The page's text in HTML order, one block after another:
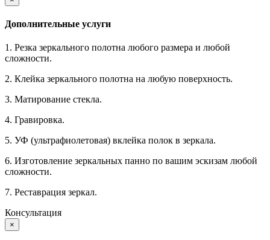
Дополнительные услуги
1. Резка зеркального полотна любого размера и любой
сложности.
2. Клейка зеркального полотна на любую поверхность.
3. Матирование стекла.
4. Гравировка.
5. УФ (ультрафиолетовая) вклейка полок в зеркала.
6. Изготовление зеркальных панно по вашим эскизам любой
сложности.
7. Реставрация зеркал.
Консультация
×